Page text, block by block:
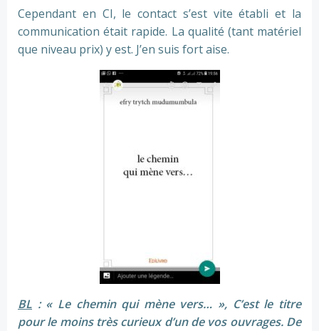
Cependant en CI, le contact s’est vite établi et la
communication était rapide. La qualité (tant matériel
que niveau prix) y est. J’en suis fort aise.
BL : « Le chemin qui mène vers… », C’est le titre
pour le moins très curieux d’un de vos ouvrages. De